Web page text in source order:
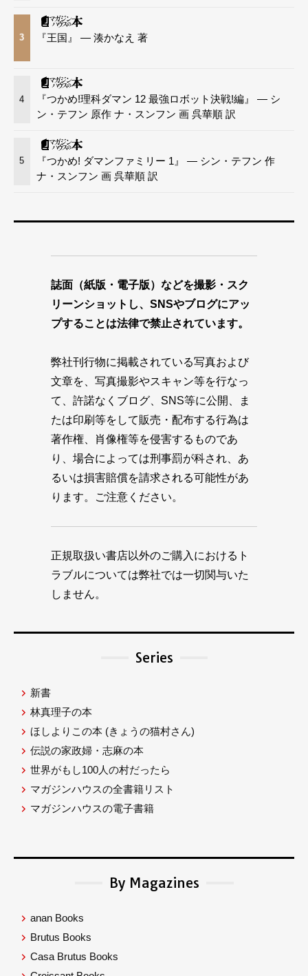
3 『王国』 — 湊かなえ 著
4
『つかめ!理科ダマン 12 最強ロボット決戦!編』 — シ
ン・テフン 原作 ナ・スンフン 画 呉華順 訳
5
『つかめ! ダマンファミリー 1』 — シン・テフン 作
ナ・スンフン 画 呉華順 訳
誌面（紙版・電子版）などを撮影・スク
リーンショットし、SNSやブログにアッ
プすることは法律で禁止されています。
弊社刊行物に掲載されている写真および
文章を、写真撮影やスキャン等を行なっ
て、許諾なくブログ、SNS等に公開、ま
たは印刷等をして販売・配布する行為は
著作権、肖像権等を侵害するものであ
り、場合によっては刑事罰が科され、あ
るいは損害賠償を請求される可能性があ
ります。ご注意ください。
正規取扱い書店以外のご購入におけるト
ラブルについては弊社では一切関与いた
しません。
Series
新書
林真理子の本
ほしよりこの本 (きょうの猫村さん)
伝説の家政婦・志麻の本
世界がもし100人の村だったら
マガジンハウスの全書籍リスト
マガジンハウスの電子書籍
By Magazines
anan Books
Brutus Books
Casa Brutus Books